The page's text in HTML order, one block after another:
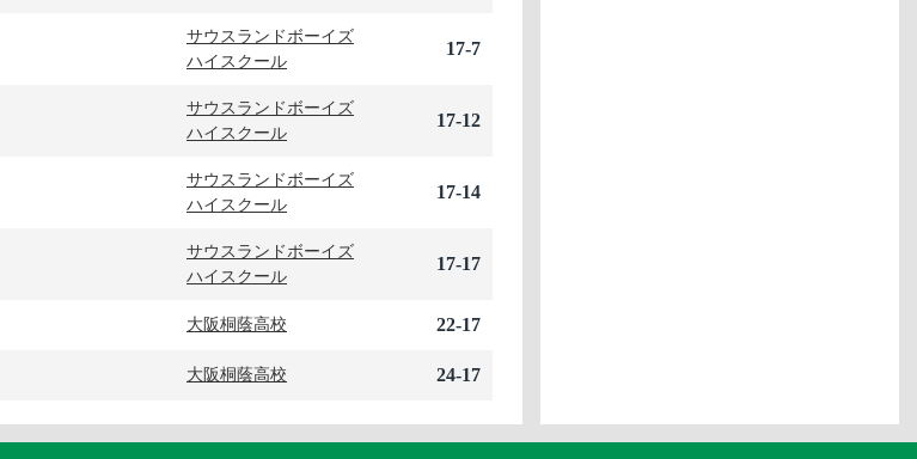
サウスランドボーイズ
ハイスクール
17-7
サウスランドボーイズ
ハイスクール
17-12
サウスランドボーイズ
ハイスクール
17-14
サウスランドボーイズ
ハイスクール
17-17
大阪桐蔭高校 22-17
大阪桐蔭高校 24-17